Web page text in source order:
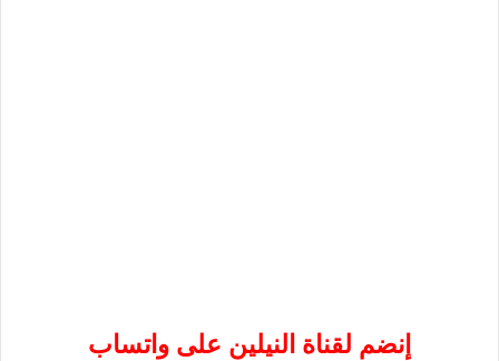
إنضم لقناة النيلين على واتساب